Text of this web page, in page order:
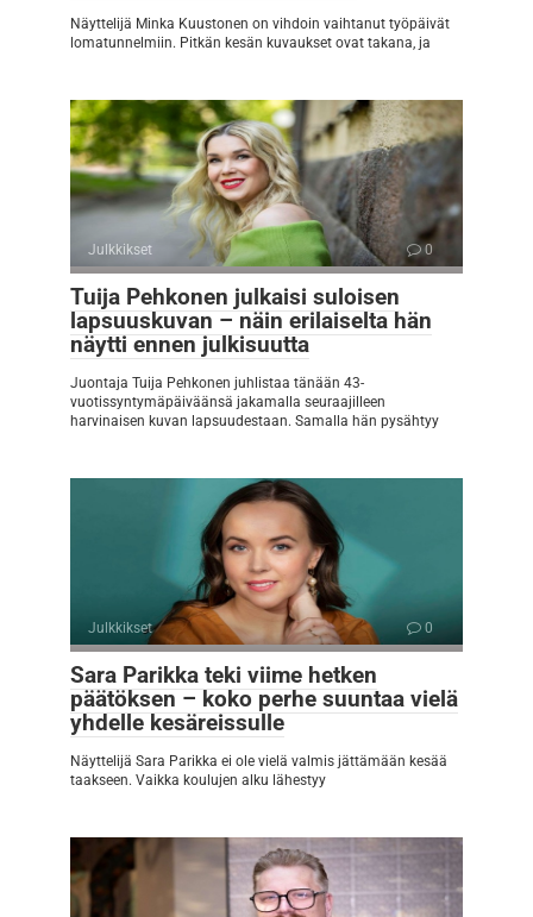
Näyttelijä Minka Kuustonen on vihdoin vaihtanut työpäivät
lomatunnelmiin. Pitkän kesän kuvaukset ovat takana, ja
Julkkikset 0
Tuija Pehkonen julkaisi suloisen
lapsuuskuvan – näin erilaiselta hän
näytti ennen julkisuutta
Juontaja Tuija Pehkonen juhlistaa tänään 43-
vuotissyntymäpäiväänsä jakamalla seuraajilleen
harvinaisen kuvan lapsuudestaan. Samalla hän pysähtyy
Julkkikset 0
Sara Parikka teki viime hetken
päätöksen – koko perhe suuntaa vielä
yhdelle kesäreissulle
Näyttelijä Sara Parikka ei ole vielä valmis jättämään kesää
taakseen. Vaikka koulujen alku lähestyy